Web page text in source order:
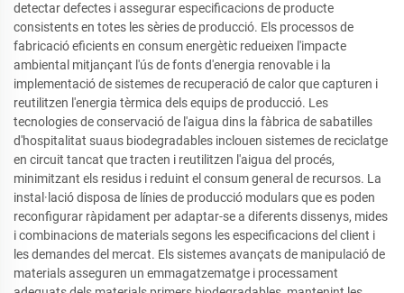
detectar defectes i assegurar especificacions de producte
consistents en totes les sèries de producció. Els processos de
fabricació eficients en consum energètic redueixen l'impacte
ambiental mitjançant l'ús de fonts d'energia renovable i la
implementació de sistemes de recuperació de calor que capturen i
reutilitzen l'energia tèrmica dels equips de producció. Les
tecnologies de conservació de l'aigua dins la fàbrica de sabatilles
d'hospitalitat suaus biodegradables inclouen sistemes de reciclatge
en circuit tancat que tracten i reutilitzen l'aigua del procés,
minimitzant els residus i reduint el consum general de recursos. La
instal·lació disposa de línies de producció modulars que es poden
reconfigurar ràpidament per adaptar-se a diferents dissenys, mides
i combinacions de materials segons les especificacions del client i
les demandes del mercat. Els sistemes avançats de manipulació de
materials asseguren un emmagatzematge i processament